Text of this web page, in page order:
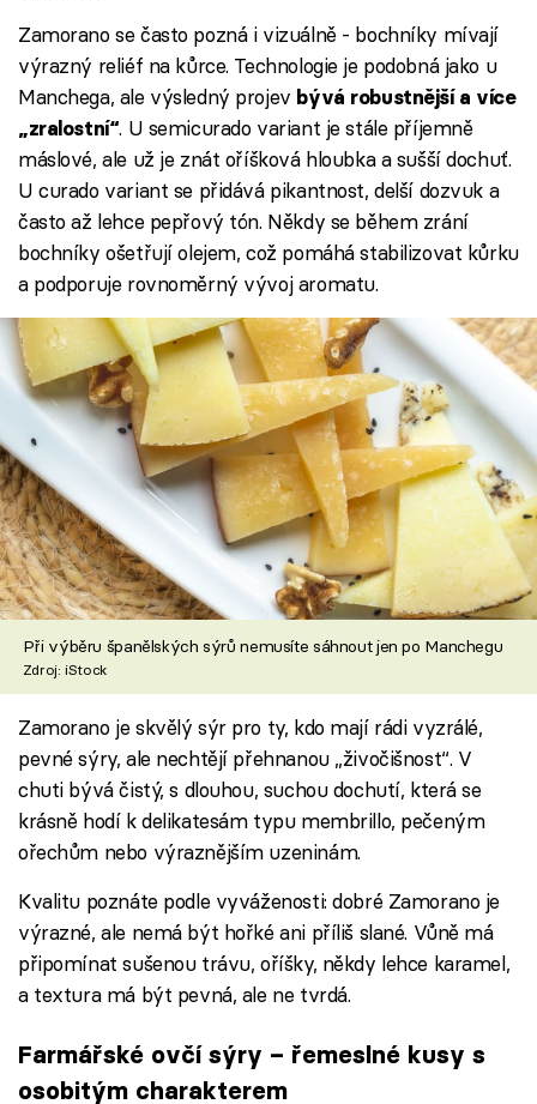
Zamorano se často pozná i vizuálně - bochníky mívají
výrazný reliéf na kůrce. Technologie je podobná jako u
Manchega, ale výsledný projev bývá robustnější a více
„zralostní“. U semicurado variant je stále příjemně
máslové, ale už je znát oříšková hloubka a sušší dochuť.
U curado variant se přidává pikantnost, delší dozvuk a
často až lehce pepřový tón. Někdy se během zrání
bochníky ošetřují olejem, což pomáhá stabilizovat kůrku
a podporuje rovnoměrný vývoj aromatu.
Při výběru španělských sýrů nemusíte sáhnout jen po Manchegu
Zdroj: iStock
Zamorano je skvělý sýr pro ty, kdo mají rádi vyzrálé,
pevné sýry, ale nechtějí přehnanou „živočišnost“. V
chuti bývá čistý, s dlouhou, suchou dochutí, která se
krásně hodí k delikatesám typu membrillo, pečeným
ořechům nebo výraznějším uzeninám.
Kvalitu poznáte podle vyváženosti: dobré Zamorano je
výrazné, ale nemá být hořké ani příliš slané. Vůně má
připomínat sušenou trávu, oříšky, někdy lehce karamel,
a textura má být pevná, ale ne tvrdá.
Farmářské ovčí sýry – řemeslné kusy s
osobitým charakterem